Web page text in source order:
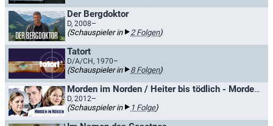
Der Bergdoktor
D, 2008–
(Schauspieler in 2 Folgen)
Tatort
D/A/CH, 1970–
(Schauspieler in 8 Folgen)
Morden im Norden / Heiter bis tödlich - Morden im Norden
D, 2012–
(Schauspieler in 1 Folge)